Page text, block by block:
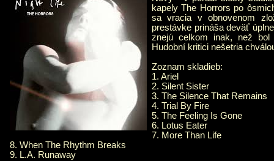
kapely The Horrors po
sa vracia v obnovenom
prestávke prináša deväť
znejú celkom inak, než bol
Hudobní kritici nešetria
Zoznam skladieb:
1. Ariel
2. Silent Sister
3. The Silence That Remains
4. Trial By Fire
5. The Feeling Is Gone
6. Lotus Eater
7. More Than Life
8. When The Rhythm Breaks
9. L.A. Runaway